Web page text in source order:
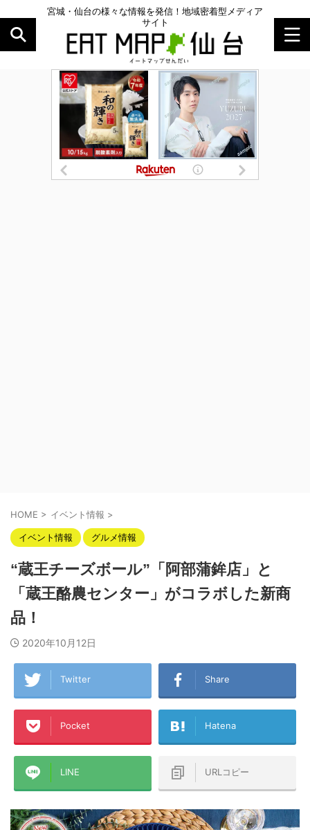
宮城・仙台の様々な情報を発信！地域密着型メディア
サイト
HOME > イベント情報 >
イベント情報 グルメ情報
“蔵王チーズボール”「阿部蒲鉾店」と
「蔵王酪農センター」がコラボした新商
品！
2020年10月12日
Twitter Share
Pocket Hatena
LINE URLコピー